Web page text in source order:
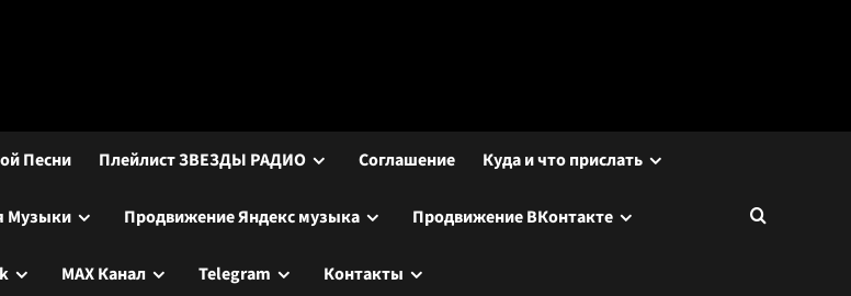
Песни Плейлист ЗВЕЗДЫ РАДИО Соглашение Куда и что прислать
Музыки Продвижение Яндекс музыка Продвижение ВКонтакте
МАХ Канал Telegram Контакты